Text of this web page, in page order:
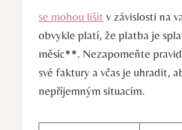
se mohou lišit v závislosti na
obvykle platí, že platba je
měsíc**. Nezapomeňte
své faktury a včas je uhradit,
nepříjemným situacím.